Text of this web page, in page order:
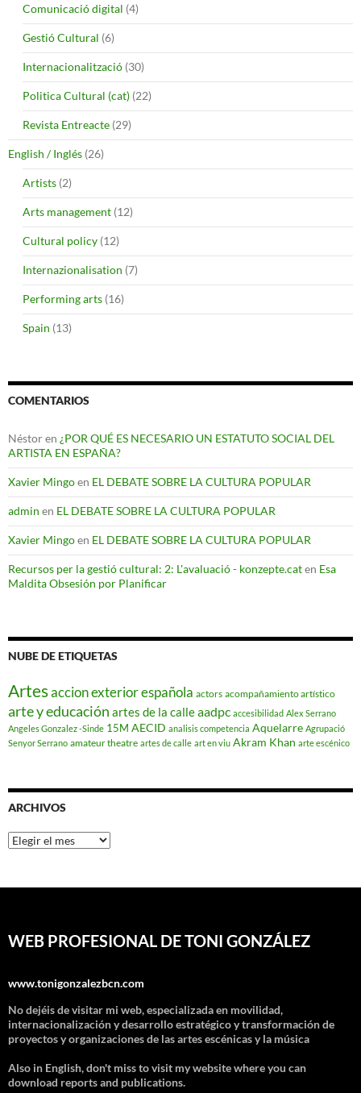
Comunicació digital (4)
Gestió Cultural (6)
Internacionalització (30)
Politica Cultural (cat) (22)
Revista Entreacte (29)
English / Inglés (26)
Artists (2)
Arts management (12)
Cultural policy (12)
Internazionalisation (7)
Performing arts (16)
Spain (13)
COMENTARIOS
Néstoren ¿POR QUÉ ES NECESARIO UN ESTATUTO SOCIAL DEL
ARTISTA EN ESPAÑA?
Xavier Mingoen EL DEBATE SOBRE LA CULTURA POPULAR
admin en EL DEBATE SOBRE LA CULTURA POPULAR
Xavier Mingoen EL DEBATE SOBRE LA CULTURA POPULAR
Recursos per la gestió cultural: 2: L'avaluació - konzepte.caten Esa
Maldita Obsesión por Planificar
NUBE DE ETIQUETAS
Artesaccion exterior española actors acompañamiento artístico
arte y educación artes de la calleaadpc accesibilidad Alex Serrano
Angeles Gonzalez -Sinde 15M AECID analisis competencia Aquelarre Agrupació
Senyor Serrano amateur theatre artes de calle art en viu Akram Khan arte escénico
ARCHIVOS
Archivos
WEB PROFESIONAL DE TONI GONZÁLEZ
www.tonigonzalezbcn.com
No dejéis de visitar mi web, especializada en movilidad,
internacionalización y desarrollo estratégico y transformación de
proyectos y organizaciones de las artes escénicas y la música
Also in English, don't miss to visit my website where you can
download reports and publications.